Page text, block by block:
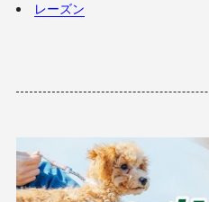
レーズン